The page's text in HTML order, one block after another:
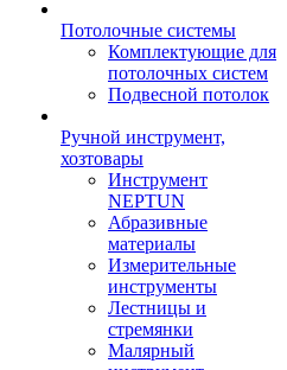
Потолочные системы
Комплектующие для
потолочных систем
Подвесной потолок
Ручной инструмент,
хозтовары
Инструмент
NEPTUN
Абразивные
материалы
Измерительные
инструменты
Лестницы и
стремянки
Малярный